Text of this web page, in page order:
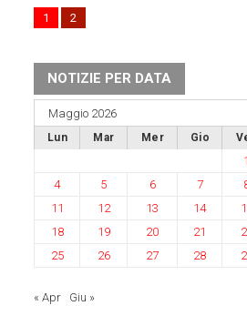
1 2
NOTIZIE PER DATA
Maggio 2026
Lun Mar Mer Gio
1
4
5 6 7
11
12 13 14
18
19 20 21
25
26 27 28
« Apr Giu »